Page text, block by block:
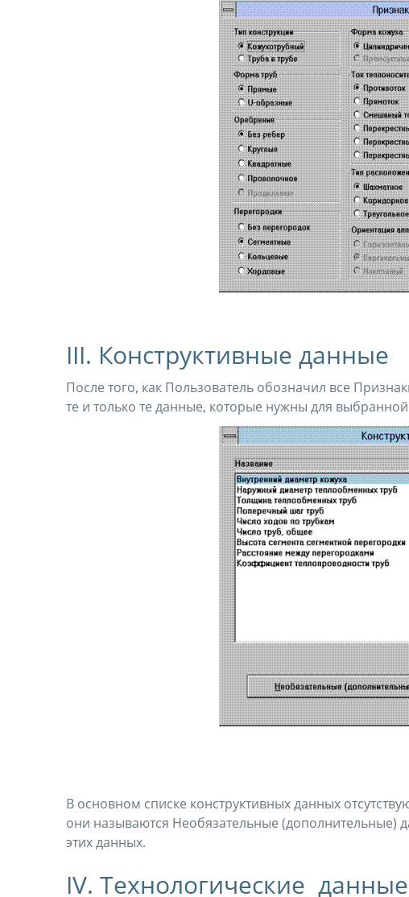
III. Конструктивные данные
После того, как Пользователь обозначил все
те и только те данные, которые нужны для
В основном списке конструктивных данных
они называются Необязательные (дополнительные)
этих данных.
IV. Технологические данные